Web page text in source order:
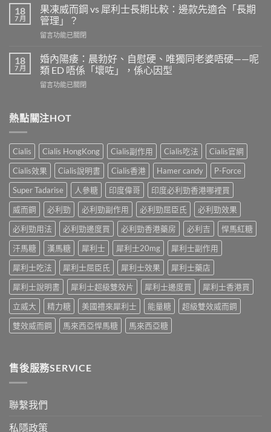
劑
量
是
多
完
整
南：
男
讀
的
正
確
用
法〉
利
勁
有
效
4
個
信
號
評
副
作
用
與
增
效
指
南，
香
男
性
必
讀〉
18
7 月
果凍威而鋼 vs 犀利士長期比較：邊款先適合「長期
管理」？
在
凍
威
而
鋼
利
期
比
較：
邊
款
先
合
「長
期
理」？〉
中
留言功能已關閉
18
7 月
婚內陽痿：晨勃好、自慰硬、唯獨同老婆唔硬——呢
類 ED 唔係「壞咗」，係心因型
在
陽
痿：
勃
好、
自
慰
硬、
唯
同
老
婆
硬
——
呢
類
ED
係
「壞
心
因
留言功能已關閉
熱點關注HOT
Cialis Cialis HongKong Cialis副作用 Cialis吃法
Cialis官網
Cialis效果
Cialis說明書 Cialis香港 Hamer candy
P-Force
Super Tadarise
人參糖 印度偉哥
印度必利勁香港哪裡買
威而鋼
必利勁 必利勁副作用 必利勁屈臣氏
必利勁效果
必利勁用法
必利勁邊度買 必利勁香港藥房 必利吉
悍馬紅糖
汗馬糖
漢馬糖 犀利士 犀利士20mg
犀利士副作用
犀利士吃法
犀利士屈臣氏 犀利士效果
犀利士藥店
犀利士說明書
犀利士超級雙效片 犀利士邊度買
犀利士香港買
立威大
精力糖 美國禮來犀利士 能量糖
超級雙效威而鋼
雙效威而鋼
馬來西亞悍馬糖 馬來西亞糖
售後服務SERVICE
聯繫我們
私隱政策